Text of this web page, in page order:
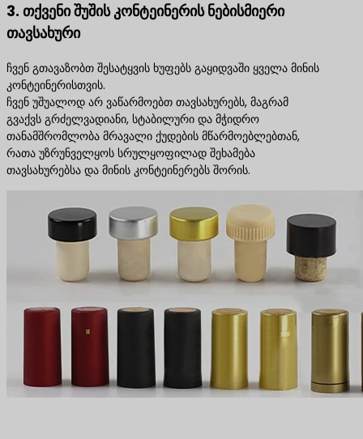
3. თქვენი შუშის კონტეინერის ნებისმიერი
თავსახური
ჩვენ გთავაზობთ შესატყვის ხუფებს გაყიდვაში ყველა მინის
კონტეინერისთვის.
ჩვენ უშუალოდ არ ვაწარმოებთ თავსახურებს, მაგრამ
გვაქვს გრძელვადიანი, სტაბილური და მჭიდრო
თანამშრომლობა მრავალი ქუდების მწარმოებლებთან,
რათა უზრუნველყოს სრულყოფილად შეხამება
თავსახურებსა და მინის კონტეინერებს შორის.